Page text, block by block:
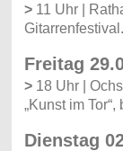
> 11 Uhr |
Gitarrenfestival.
Freitag
> 18 Uhr |
„Kunst im
Dienstag